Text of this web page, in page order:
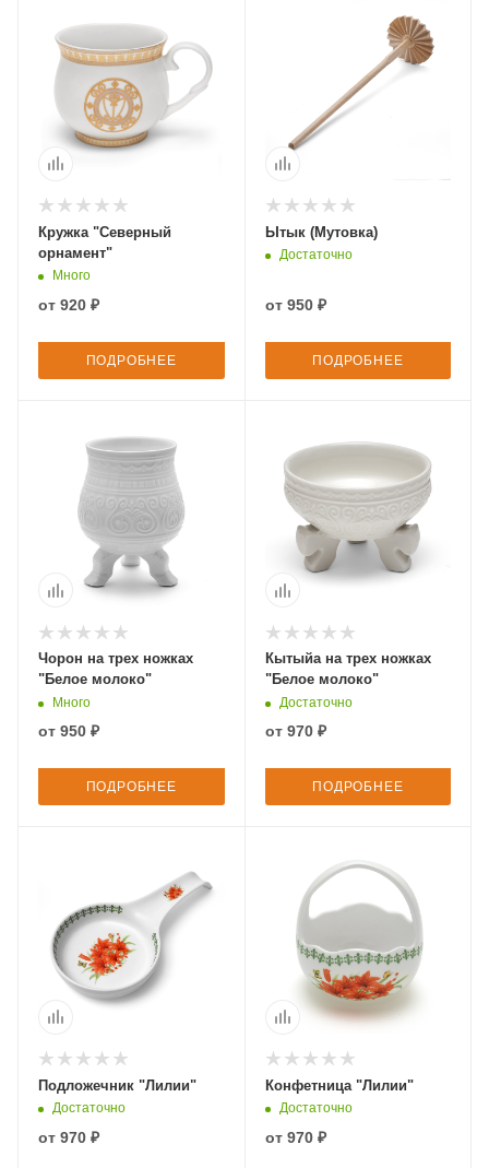
Кружка "Северный
орнамент"
Много
от 920 ₽
ПОДРОБНЕЕ
Ытык (Мутовка)
Достаточно
от 950 ₽
ПОДРОБНЕЕ
Чорон на трех ножках
"Белое молоко"
Много
от 950 ₽
ПОДРОБНЕЕ
Кытыйа на трех ножках
"Белое молоко"
Достаточно
от 970 ₽
ПОДРОБНЕЕ
Подложечник "Лилии"
Достаточно
от 970 ₽
Конфетница "Лилии"
Достаточно
от 970 ₽